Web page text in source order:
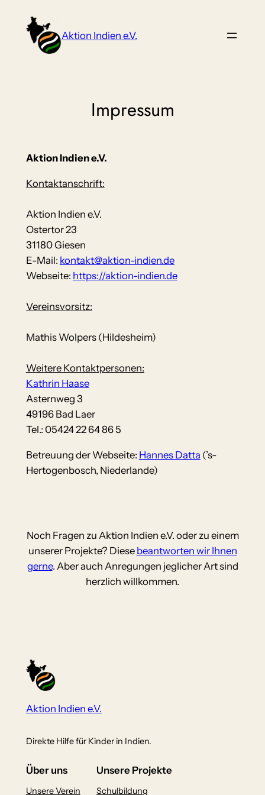
Inhalt
springen
Aktion Indien e.V.
Impressum
Aktion Indien e.V.
Kontaktanschrift:
Aktion Indien e.V.
Ostertor 23
31180 Giesen
E-Mail: kontakt@aktion-indien.de
Webseite: https://aktion-indien.de
Vereinsvorsitz:
Mathis Wolpers (Hildesheim)
Weitere Kontaktpersonen:
Kathrin Haase
Asternweg 3
49196 Bad Laer
Tel.: 05424 22 64 86 5
Betreuung der Webseite: Hannes Datta (’s-
Hertogenbosch, Niederlande)
Noch Fragen zu Aktion Indien e.V. oder zu einem
unserer Projekte? Diese beantworten wir Ihnen
gerne. Aber auch Anregungen jeglicher Art sind
herzlich willkommen.
Aktion Indien e.V.
Direkte Hilfe für Kinder in Indien.
Über uns
Unsere Verein
Unsere Projekte
Schulbildung